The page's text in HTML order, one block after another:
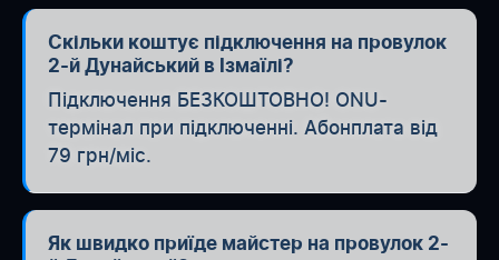
Скільки коштує підключення на провулок
2-й Дунайський в Ізмаїлі?
Підключення БЕЗКОШТОВНО! ONU-
термінал при підключенні. Абонплата від
79 грн/міс.
Як швидко приїде майстер на провулок 2-